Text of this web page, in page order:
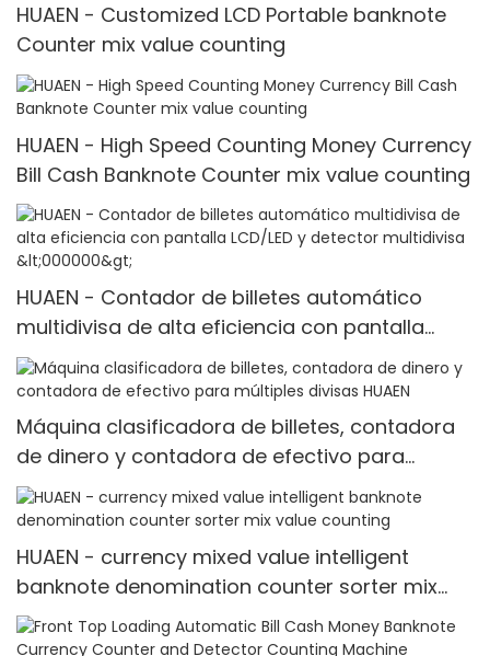
HUAEN - Customized LCD Portable banknote
Counter mix value counting
HUAEN - High Speed Counting Money Currency
Bill Cash Banknote Counter mix value counting
HUAEN - Contador de billetes automático
multidivisa de alta eficiencia con pantalla
LCD/LED y detector multidivisa <000000>
Máquina clasificadora de billetes, contadora
de dinero y contadora de efectivo para
múltiples divisas HUAEN
HUAEN - currency mixed value intelligent
banknote denomination counter sorter mix
value counting